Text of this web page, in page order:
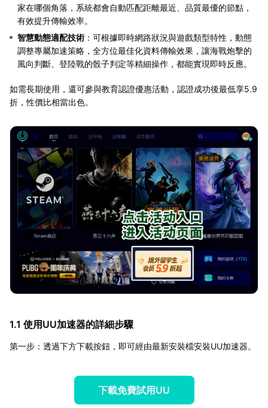
家在哪個角落，系統都會自動匹配距離最近、品質最優的節點，
有效提升傳輸效率。
智慧動態適配技術 ：可根據即時網路狀況與遊戲類型特性，動態
調整專屬加速策略，全方位最佳化資料傳輸效果，讓海戰炮擊的
風向判斷、登陸戰的骰子判定等精細操作，都能實現即時反應。
如需長期使用，還可參與教育認證優惠活動，認證成功後最低享5.9
折，性價比相當出色。
1.1 使用UU加速器的詳細步驟
第一步：透過下方下載按鈕，即可經由最新安裝檔安裝UU加速器。
下載免費試用UU